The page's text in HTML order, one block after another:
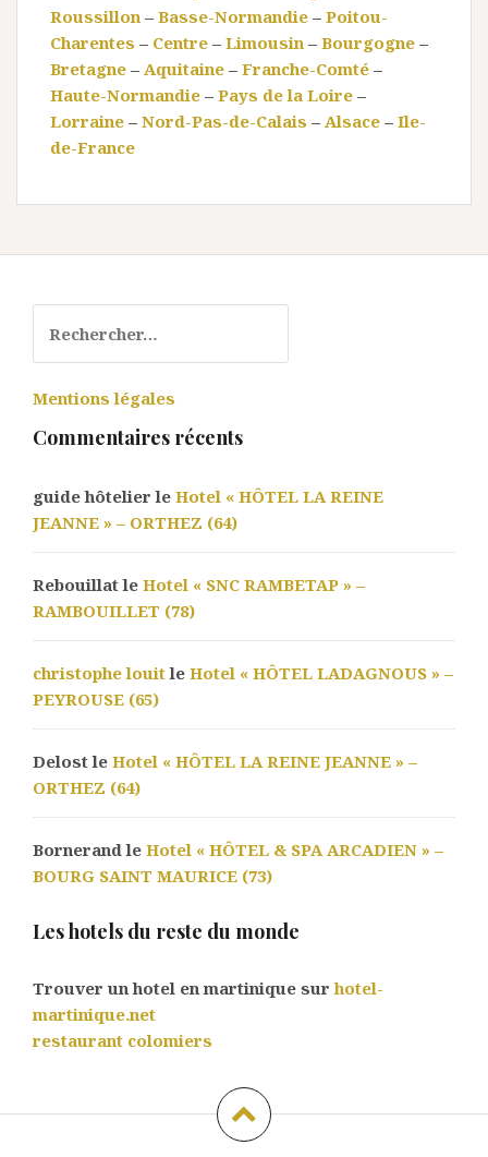
Roussillon – Basse-Normandie – Poitou-
Charentes – Centre – Limousin – Bourgogne –
Bretagne – Aquitaine – Franche-Comté –
Haute-Normandie – Pays de la Loire –
Lorraine – Nord-Pas-de-Calais – Alsace – Ile-
de-France
Mentions légales
Commentaires récents
guide hôtelier le Hotel « HÔTEL LA REINE
JEANNE » – ORTHEZ (64)
Rebouillat le Hotel « SNC RAMBETAP » –
RAMBOUILLET (78)
christophe louitle Hotel « HÔTEL LADAGNOUS » –
PEYROUSE (65)
Delost le Hotel « HÔTEL LA REINE JEANNE » –
ORTHEZ (64)
Bornerand le Hotel « HÔTEL & SPA ARCADIEN » –
BOURG SAINT MAURICE (73)
Les hotels du reste du monde
Trouver un hotel en martinique surhotel-
martinique.net
restaurant colomiers